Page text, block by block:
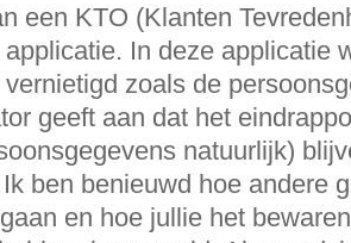
een KTO (Klanten
In deze applicatie
zoals de
geeft aan dat het
natuurlijk)
ben benieuwd hoe andere
en hoe jullie het